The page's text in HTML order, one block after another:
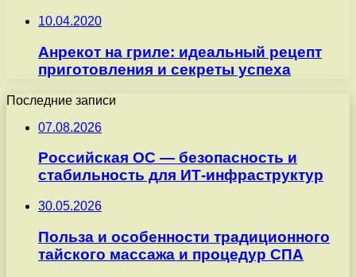
10.04.2020
Анрекот на гриле: идеальный рецепт
приготовления и секреты успеха
Последние записи
07.08.2026
Российская ОС — безопасность и
стабильность для ИТ-инфраструктур
30.05.2026
Польза и особенности традиционного
тайского массажа и процедур СПА